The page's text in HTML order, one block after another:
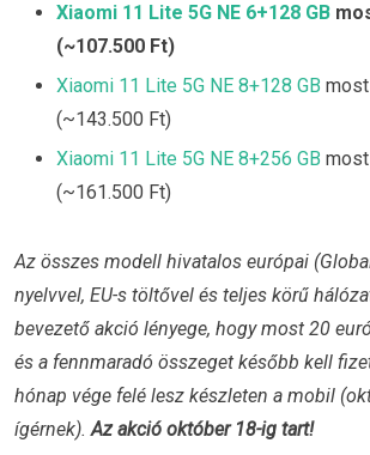
Xiaomi 11 Lite 5G NE 6+128 GB
(~107.500 Ft)
Xiaomi 11 Lite 5G NE 8+128 GB
(~143.500 Ft)
Xiaomi 11 Lite 5G NE 8+256 GB
(~161.500 Ft)
Az összes modell hivatalos európai
nyelvvel, EU-s töltővel és teljes körű
bevezető akció lényege, hogy most 20
és a fennmaradó összeget később kell
hónap vége felé lesz készleten a mobil
ígérnek).Az akció október 18-ig tart!